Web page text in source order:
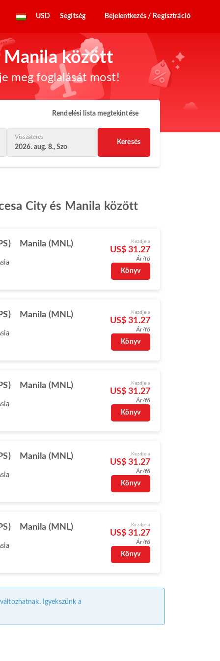
USD Segítség Bejelentkezés / Regisztráció
Manila között
meg foglalását most!
Rendelési lista megtekintése
Visszatérés
2026. aug. 8., Szo
Keresés
City és Manila között
Manila (MNL) Kezdje a
US$ 31.27
Ár/fő
Könyv
Manila (MNL) Kezdje a
US$ 31.27
Ár/fő
Könyv
Manila (MNL) Kezdje a
US$ 31.27
Ár/fő
Könyv
Manila (MNL) Kezdje a
US$ 31.27
Ár/fő
Könyv
Manila (MNL) Kezdje a
US$ 31.27
Ár/fő
Könyv
Igyekszünk a